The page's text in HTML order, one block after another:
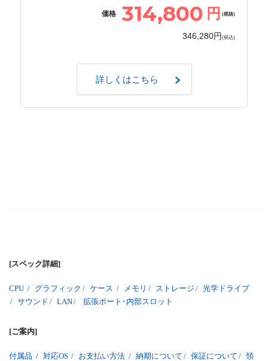
価格 314,800 円 (税抜)
346,280円 (税込)
詳しくはこちら
[スペック詳細]
CPU / グラフィック / ケース / メモリ / ストレージ / 光学ドライブ
/ サウンド / LAN/ 拡張ポート･内部スロット
[ご案内]
付属品 / 対応OS / お支払い方法 / 納期について / 保証について / 領